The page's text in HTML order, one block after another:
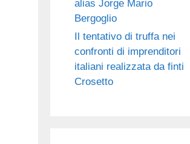
alias Jorge Mario
Bergoglio
Il tentativo di truffa nei
confronti di imprenditori
italiani realizzata da finti
Crosetto